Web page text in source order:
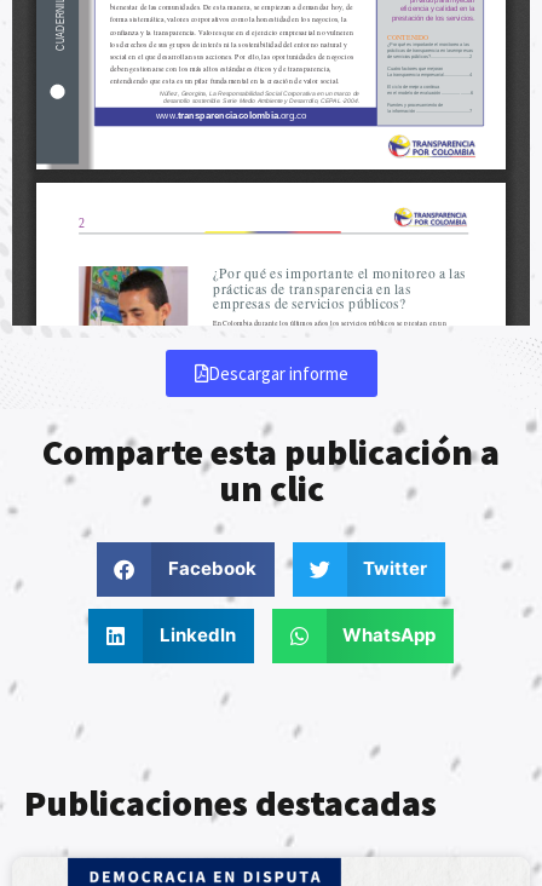
Descargar informe
Comparte esta publicación a
un clic
Facebook Twitter
LinkedIn WhatsApp
Publicaciones destacadas